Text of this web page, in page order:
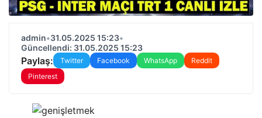
admin•31.05.2025 15:23•
Güncellendi: 31.05.2025 15:23
Paylaş: Twitter Facebook WhatsApp
Reddit
Pinterest